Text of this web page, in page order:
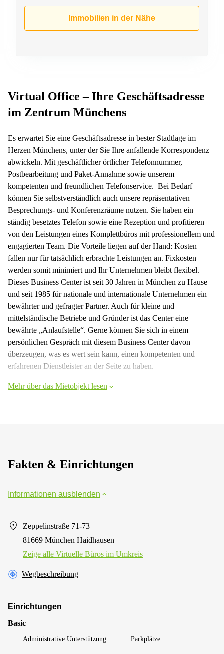
Immobilien in der Nähe
Virtual Office – Ihre Geschäftsadresse
im Zentrum Münchens
Es erwartet Sie eine Geschäftsadresse in bester Stadtlage im
Herzen Münchens, unter der Sie Ihre anfallende Korrespondenz
abwickeln. Mit geschäftlicher örtlicher Telefonnummer,
Postbearbeitung und Paket-Annahme sowie unserem
kompetenten und freundlichen Telefonservice. Bei Bedarf
können Sie selbstverständlich auch unsere repräsentativen
Besprechungs- und Konferenzräume nutzen. Sie haben ein
ständig besetztes Telefon sowie eine Rezeption und profitieren
von den Leistungen eines Komplettbüros mit professionellem und
engagierten Team. Die Vorteile liegen auf der Hand: Kosten
fallen nur für tatsächlich erbrachte Leistungen an. Fixkosten
werden somit minimiert und Ihr Unternehmen bleibt flexibel.
Dieses Business Center ist seit 30 Jahren in München zu Hause
und seit 1985 für nationale und internationale Unternehmen ein
bewährter und gefragter Partner. Auch für kleine und
mittelständische Betriebe und Gründer ist das Center eine
bewährte „Anlaufstelle“. Gerne können Sie sich in einem
persönlichen Gespräch mit diesem Business Center davon
überzeugen, was es wert sein kann, einen kompetenten und
erfahrenen Dienstleister an der Seite zu haben.
Mehr über das Mietobjekt lesen
Fakten & Einrichtungen
Informationen ausblenden
Zeppelinstraße 71-73
81669 München Haidhausen
Zeige alle Virtuelle Büros im Umkreis
Wegbeschreibung
Einrichtungen
Basic
Administrative Unterstützung Parkplätze